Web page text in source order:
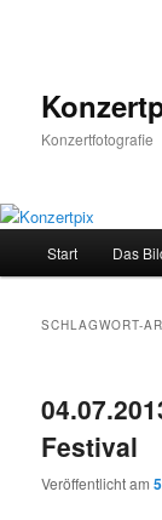
Konzertfotografie
Start Das
SCHLAGWORT-
Festival
Veröffentlicht am